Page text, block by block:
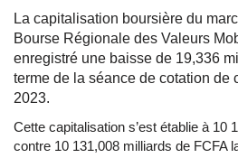
La capitalisation boursière du
Bourse Régionale des Valeurs
enregistré une baisse de 19,336
terme de la séance de cotation de
2023.
Cette capitalisation s’est établie à 10
contre 10 131,008 milliards de FCFA